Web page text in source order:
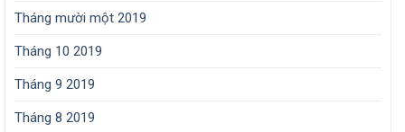
Tháng mười một 2019
Tháng 10 2019
Tháng 9 2019
Tháng 8 2019